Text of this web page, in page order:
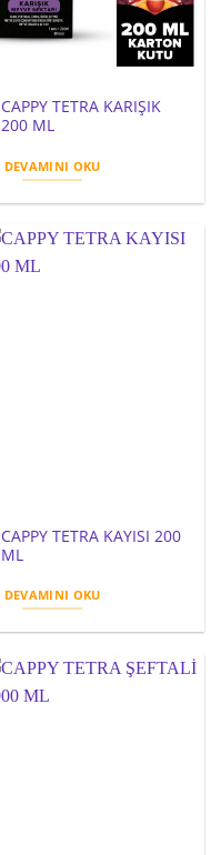
CAPPY TETRA KARIŞIK
200 ML
DEVAMINI OKU
CAPPY TETRA KAYISI 200
ML
DEVAMINI OKU